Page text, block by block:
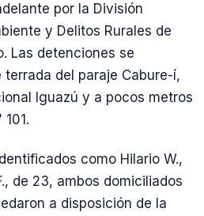
por la División
y Delitos Rurales de
Las detenciones se
del paraje Cabure-í,
Iguazú y a pocos metros
como Hilario W.,
de 23, ambos domiciliados
a disposición de la